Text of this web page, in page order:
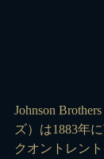
Johnson
ズ）は1883年
クオントレン